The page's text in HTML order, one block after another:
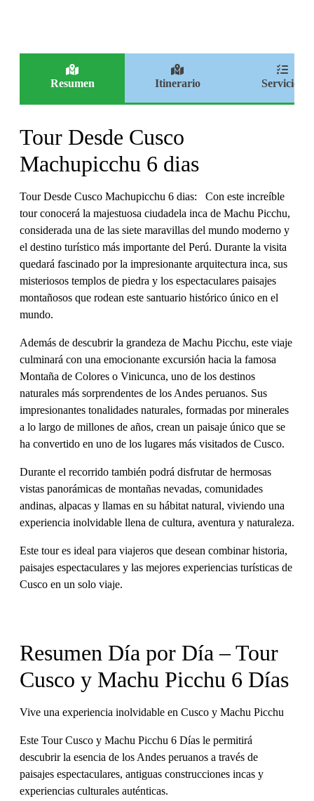
Resumen Itinerario Servicios
Tour Desde Cusco
Machupicchu 6 dias
Tour Desde Cusco Machupicchu 6 dias: Con este increíble
tour conocerá la majestuosa ciudadela inca de Machu Picchu,
considerada una de las siete maravillas del mundo moderno y
el destino turístico más importante del Perú. Durante la visita
quedará fascinado por la impresionante arquitectura inca, sus
misteriosos templos de piedra y los espectaculares paisajes
montañosos que rodean este santuario histórico único en el
mundo.
Además de descubrir la grandeza de Machu Picchu, este viaje
culminará con una emocionante excursión hacia la famosa
Montaña de Colores o Vinicunca, uno de los destinos
naturales más sorprendentes de los Andes peruanos. Sus
impresionantes tonalidades naturales, formadas por minerales
a lo largo de millones de años, crean un paisaje único que se
ha convertido en uno de los lugares más visitados de Cusco.
Durante el recorrido también podrá disfrutar de hermosas
vistas panorámicas de montañas nevadas, comunidades
andinas, alpacas y llamas en su hábitat natural, viviendo una
experiencia inolvidable llena de cultura, aventura y naturaleza.
Este tour es ideal para viajeros que desean combinar historia,
paisajes espectaculares y las mejores experiencias turísticas de
Cusco en un solo viaje.
Resumen Día por Día – Tour
Cusco y Machu Picchu 6 Días
Vive una experiencia inolvidable en Cusco y Machu Picchu
Este Tour Cusco y Machu Picchu 6 Días le permitirá
descubrir la esencia de los Andes peruanos a través de
paisajes espectaculares, antiguas construcciones incas y
experiencias culturales auténticas.